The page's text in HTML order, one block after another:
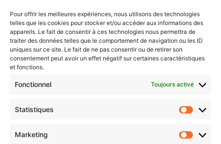
Pour offrir les meilleures expériences, nous utilisons des technologies
telles que les cookies pour stocker et/ou accéder aux informations des
appareils. Le fait de consentir à ces technologies nous permettra de
traiter des données telles que le comportement de navigation ou les ID
uniques sur ce site. Le fait de ne pas consentir ou de retirer son
consentement peut avoir un effet négatif sur certaines caractéristiques
et fonctions.
Fonctionnel Toujours activé
Statistiques
Marketing
Newsletter gratuite
Choisissez : matin, soir ou hebdo ?
votre